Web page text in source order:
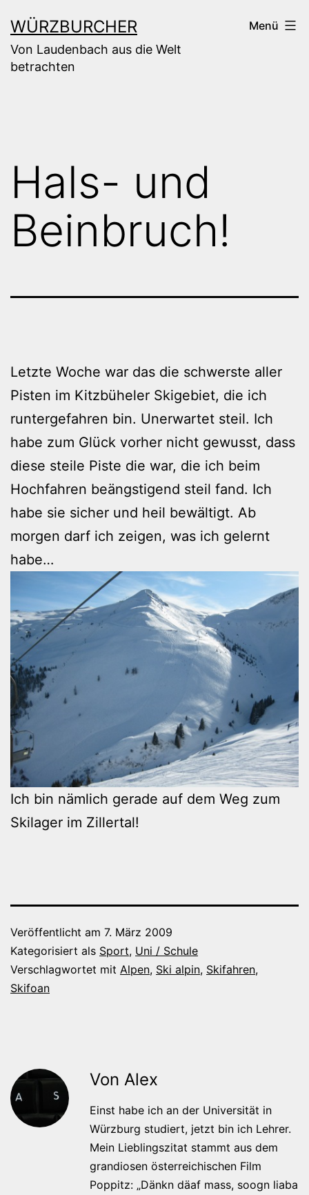
Inhalt
springen
WÜRZBURCHER
Von Laudenbach aus die Welt
betrachten
Menü
Hals- und
Beinbruch!
Letzte Woche war das die schwerste aller
Pisten im Kitzbüheler Skigebiet, die ich
runtergefahren bin. Unerwartet steil. Ich
habe zum Glück vorher nicht gewusst, dass
diese steile Piste die war, die ich beim
Hochfahren beängstigend steil fand. Ich
habe sie sicher und heil bewältigt. Ab
morgen darf ich zeigen, was ich gelernt
habe…
Ich bin nämlich gerade auf dem Weg zum
Skilager im Zillertal!
Veröffentlicht am 7. März 2009
Kategorisiert als Sport, Uni / Schule
Verschlagwortet mit Alpen, Ski alpin, Skifahren,
Skifoan
Von Alex
Einst habe ich an der Universität in
Würzburg studiert, jetzt bin ich Lehrer.
Mein Lieblingszitat stammt aus dem
grandiosen österreichischen Film
Poppitz: „Dänkn däaf mass, soogn liaba